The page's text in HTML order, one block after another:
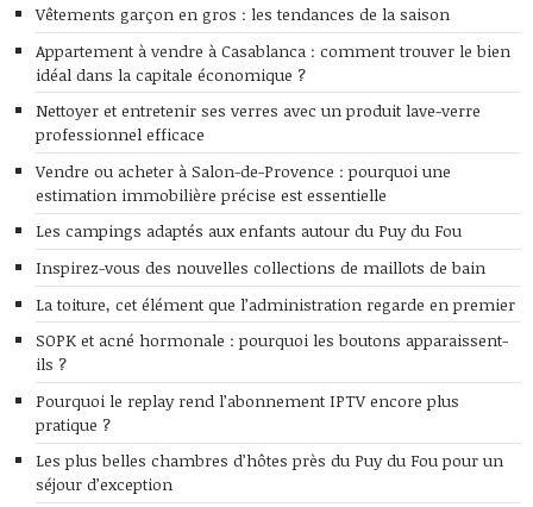
Vêtements garçon en gros : les tendances de la saison
Appartement à vendre à Casablanca : comment trouver le bien
idéal dans la capitale économique ?
Nettoyer et entretenir ses verres avec un produit lave-verre
professionnel efficace
Vendre ou acheter à Salon-de-Provence : pourquoi une
estimation immobilière précise est essentielle
Les campings adaptés aux enfants autour du Puy du Fou
Inspirez-vous des nouvelles collections de maillots de bain
La toiture, cet élément que l’administration regarde en premier
SOPK et acné hormonale : pourquoi les boutons apparaissent-
ils ?
Pourquoi le replay rend l’abonnement IPTV encore plus
pratique ?
Les plus belles chambres d’hôtes près du Puy du Fou pour un
séjour d’exception